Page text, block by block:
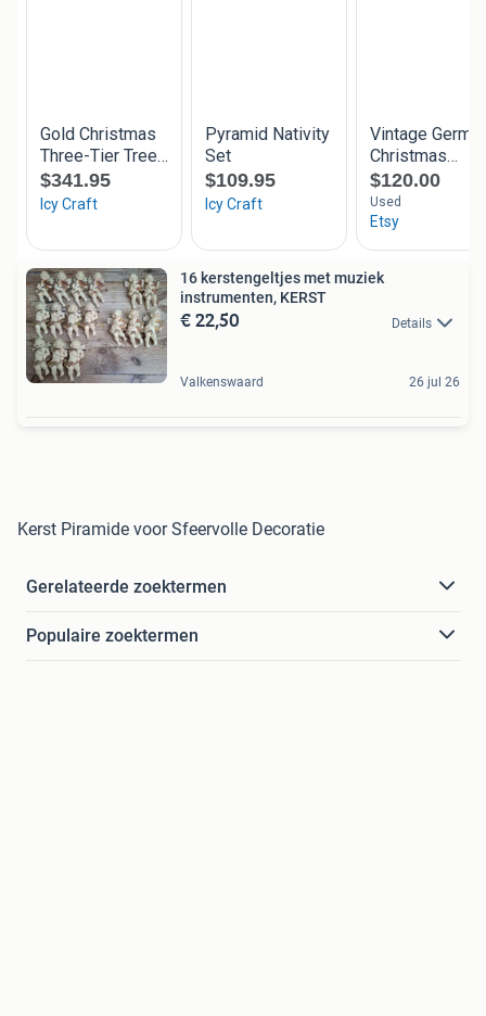
16 kerstengeltjes met muziek
instrumenten, KERST
€ 22,50 Details
Valkenswaard 26 jul 26
Kerst Piramide voor Sfeervolle Decoratie
Gerelateerde zoektermen
Populaire zoektermen